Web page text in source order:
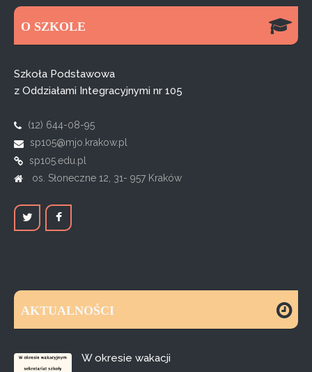
O SZKOLE
Szkoła Podstawowa
z Oddziałami Integracyjnymi nr 105
(12) 644-08-95
sp105@mjo.krakow.pl
sp105.edu.pl
os. Słoneczne 12, 31- 957 Kraków
AKTUALNOŚCI
W okresie wakacji